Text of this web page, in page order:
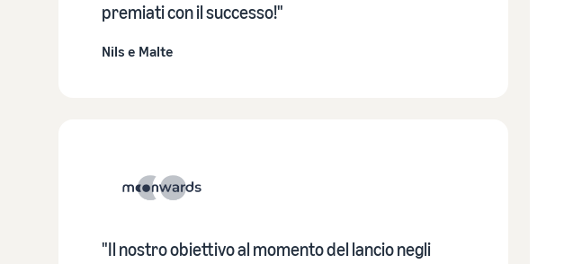
premiati con il successo!"
Nils e Malte
"Il nostro obiettivo al momento del lancio negli